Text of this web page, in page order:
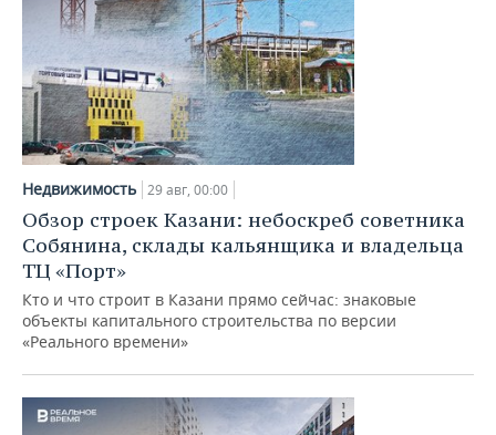
Недвижимость 29 авг, 00:00
Обзор строек Казани: небоскреб советника
Собянина, склады кальянщика и владельца
ТЦ «Порт»
Кто и что строит в Казани прямо сейчас: знаковые
объекты капитального строительства по версии
«Реального времени»